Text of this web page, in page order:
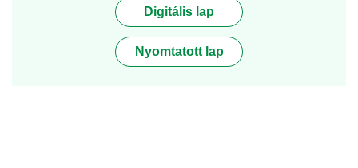
Digitális lap
Nyomtatott lap